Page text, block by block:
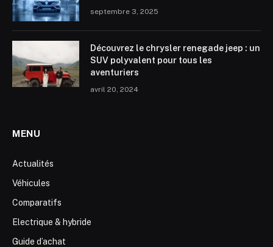
septembre 3, 2025
Découvrez le chrysler renegade jeep : un
SUV polyvalent pour tous les
aventuriers
avril 20, 2024
MENU
Actualités
Véhicules
Comparatifs
Electrique & hybride
Guide d’achat